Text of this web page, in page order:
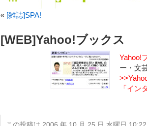
« [雑誌]SPA!
[WEB]Yahoo!ブックス
Yahoo!
ー・文
「イン